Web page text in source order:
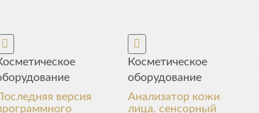
версия
Косметическое
оборудование
Анализатор кожи
лица, сенсорный